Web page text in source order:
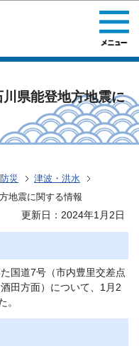
へ移動
県能登地方地震に
防災
津波・洪水
地震に関する情報
更新日：2024年1月2日
国道7号（市内豊里交差点
田方面）について、1月2
。